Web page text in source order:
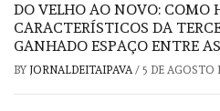
DO VELHO AO NOVO: COMO
CARACTERÍSTICOS DA
GANHADO ESPAÇO ENTRE
BY JORNALDEITAIPAVA/ 5 DE AGOSTO